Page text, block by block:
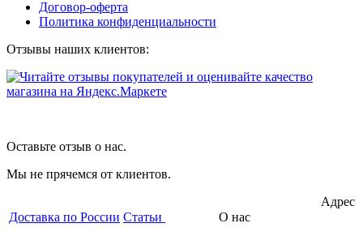
Договор-оферта
Политика конфиденциальности
Отзывы наших клиентов:
Оставьте отзыв о нас.
Мы не прячемся от клиентов.
Доставка по России Статьи
О нас
Адрес